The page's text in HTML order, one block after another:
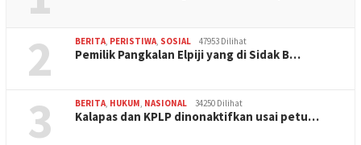
2 BERITA PERISTIWA SOSIAL 47953 Dilihat
Pemilik Pangkalan Elpiji yang di Sidak B…
3 BERITA HUKUM NASIONAL 34250 Dilihat
Kalapas dan KPLP dinonaktifkan usai petu…